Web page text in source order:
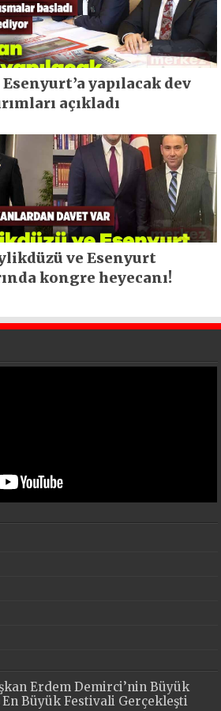
yapılacak dev
açıkladı
ve Esenyurt
kongre heyecanı!
Erdem Demirci’nin Büyük
En Büyük Festivali Gerçekleşti